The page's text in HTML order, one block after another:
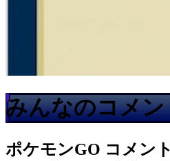
みんなのコメン
ポケモンGO コメン